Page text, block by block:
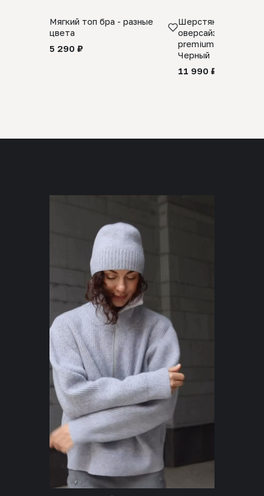
Мягкий топ бра - разные
цвета
5 290 ₽
Шерстяной свитер
оверсайз 100%
premium merino
Черный
11 990 ₽